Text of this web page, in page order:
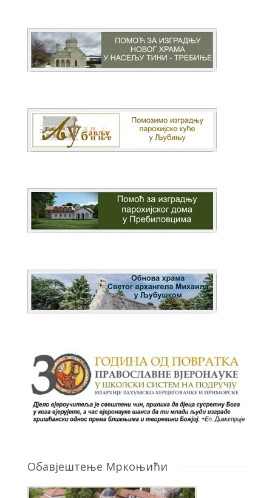
Обавјештење Мркоњићи